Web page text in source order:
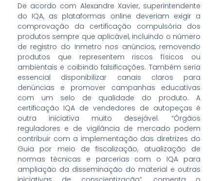
De acordo com Alexandre Xavier, superintendente
do IQA, as plataformas online deveriam exigir a
comprovação da certificação compulsória dos
produtos sempre que aplicável, incluindo o número
de registro do Inmetro nos anúncios, removendo
produtos que representem riscos físicos ou
ambientais e coibindo falsificações. Também seria
essencial disponibilizar canais claros para
denúncias e promover campanhas educativas
com um selo de qualidade do produto. A
certificação IQA de vendedores de autopeças é
outra iniciativa muito desejável. “Órgãos
reguladores e de vigilância de mercado podem
contribuir com a implementação das diretrizes do
Guia por meio de fiscalização, atualização de
normas técnicas e parcerias com o IQA para
ampliação da disseminação do material e outras